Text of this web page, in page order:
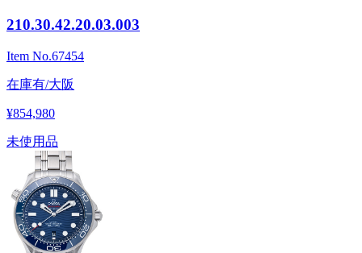
210.30.42.20.03.003
Item No.67454
在庫有/大阪
¥854,980
未使用品